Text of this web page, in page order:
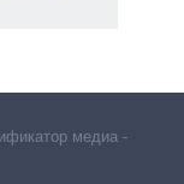
медиа –